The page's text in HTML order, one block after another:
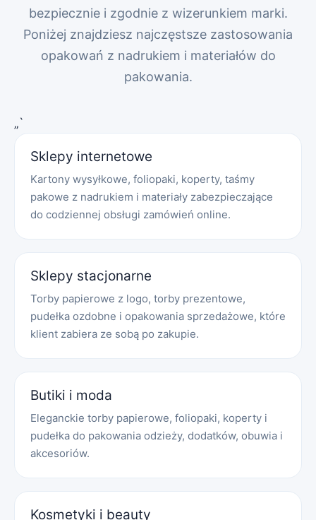
bezpiecznie i zgodnie z wizerunkiem marki.
Poniżej znajdziesz najczęstsze zastosowania
opakowań z nadrukiem i materiałów do
pakowania.
„`
Sklepy internetowe
Kartony wysyłkowe, foliopaki, koperty, taśmy
pakowe z nadrukiem i materiały zabezpieczające
do codziennej obsługi zamówień online.
Sklepy stacjonarne
Torby papierowe z logo, torby prezentowe,
pudełka ozdobne i opakowania sprzedażowe, które
klient zabiera ze sobą po zakupie.
Butiki i moda
Eleganckie torby papierowe, foliopaki, koperty i
pudełka do pakowania odzieży, dodatków, obuwia i
akcesoriów.
Kosmetyki i beauty